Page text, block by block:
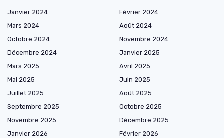
Janvier 2024
Février 2024
Mars 2024
Août 2024
Octobre 2024
Novembre 2024
Décembre 2024
Janvier 2025
Mars 2025
Avril 2025
Mai 2025
Juin 2025
Juillet 2025
Août 2025
Septembre 2025
Octobre 2025
Novembre 2025
Décembre 2025
Janvier 2026
Février 2026